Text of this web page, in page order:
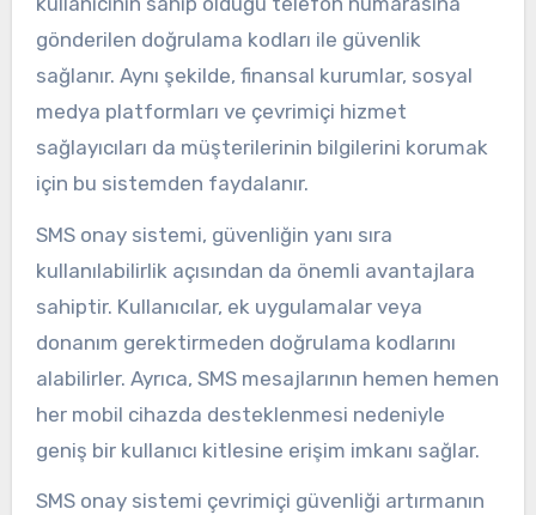
gönderilen doğrulama kodları ile güvenlik
sağlanır. Aynı şekilde, finansal kurumlar, sosyal
medya platformları ve çevrimiçi hizmet
sağlayıcıları da müşterilerinin bilgilerini korumak
için bu sistemden faydalanır.
SMS onay sistemi, güvenliğin yanı sıra
kullanılabilirlik açısından da önemli avantajlara
sahiptir. Kullanıcılar, ek uygulamalar veya
donanım gerektirmeden doğrulama kodlarını
alabilirler. Ayrıca, SMS mesajlarının hemen hemen
her mobil cihazda desteklenmesi nedeniyle
geniş bir kullanıcı kitlesine erişim imkanı sağlar.
SMS onay sistemi çevrimiçi güvenliği artırmanın